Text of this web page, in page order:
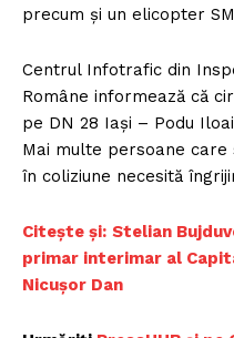
precum şi un elicopter
Centrul Infotrafic din
Române informează că
pe DN 28 Iaşi – Podu
Mai multe persoane
în coliziune necesită
Citește și: Stelian
primar interimar al
Nicușor Dan